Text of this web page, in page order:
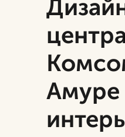
Амуре